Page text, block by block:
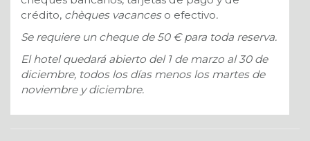
crédito, chèques vacances o efectivo.
Se requiere un cheque de 50 € para toda reserva.
El hotel quedará abierto del 1 de marzo al 30 de
diciembre, todos los días menos los martes de
noviembre y diciembre.